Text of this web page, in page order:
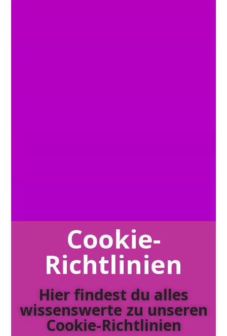
Cookie-
Richtlinien
Hier findest du alles
wissenswerte zu unseren
Cookie-Richtlinien